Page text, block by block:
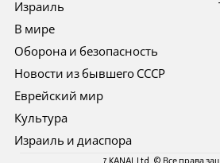
Израиль
В мире
Оборона и безопасность
Новости из бывшего СССР
Еврейский мир
Культура
Израиль и диаспора